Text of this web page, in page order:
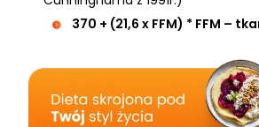
370 + (21,6 x FFM) * FFM –